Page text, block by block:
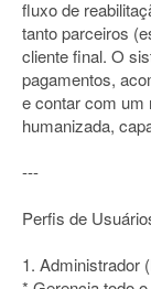
fluxo de
tanto parceiros
cliente final. O
pagamentos,
e contar com um
humanizada,
---
Perfis de
1. Administrador